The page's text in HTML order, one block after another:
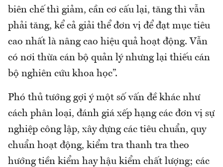
biên chế thì giảm, cần cơ cấu lại, tăng thì vẫn
phải tăng, kể cả giải thể đơn vị để đạt mục tiêu
cao nhất là nâng cao hiệu quả hoạt động. Vẫn
có nơi thừa cán bộ quản lý nhưng lại thiếu cán
bộ nghiên cứu khoa học”.
Phó thủ tướng gợi ý một số vấn đề khác như
cách phân loại, đánh giá xếp hạng các đơn vị sự
nghiệp công lập, xây dựng các tiêu chuẩn, quy
chuẩn hoạt động, kiểm tra thanh tra theo
hướng tiền kiểm hay hậu kiểm chất lượng; các